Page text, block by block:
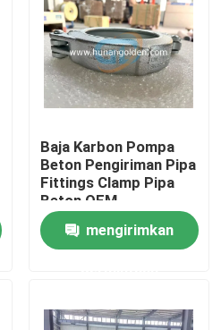
Baja Karbon Pompa
Beton Pengiriman Pipa
Fittings Clamp Pipa
Beton OEM
mengirimkan